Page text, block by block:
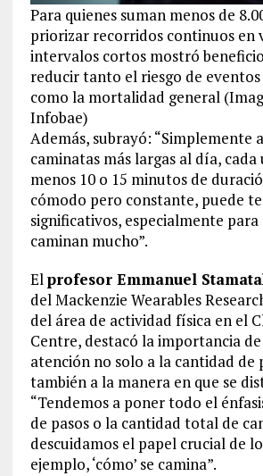
Para quienes suman menos de
priorizar recorridos continuos en
intervalos cortos mostró
reducir tanto el riesgo de
como la mortalidad general
Infobae)
Además, subrayó: “Simplemente
caminatas más largas al día, cada
menos 10 o 15 minutos de
cómodo pero constante, puede
significativos, especialmente para
caminan mucho”.
Elprofesor Emmanuel
del Mackenzie Wearables
del área de actividad física en el
Centre, destacó la importancia
atención no solo a la cantidad de
también a la manera en que se
“Tendemos a poner todo el
de pasos o la cantidad total de
descuidamos el papel crucial de
ejemplo, ‘cómo’ se camina”.